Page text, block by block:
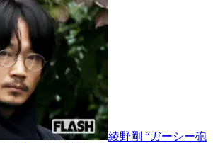
綾野剛 “ガーシー砲